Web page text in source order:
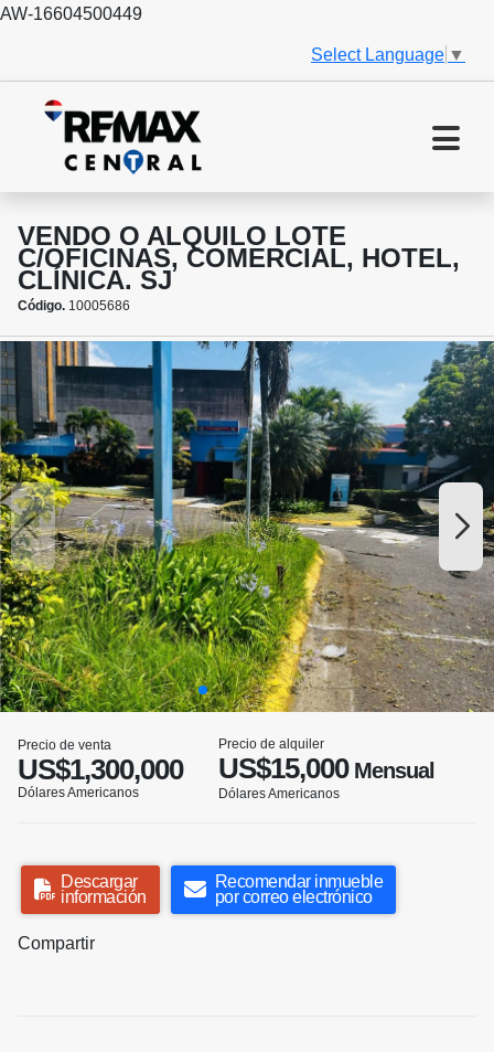
AW-16604500449
Select Language ▼
VENDO O ALQUILO LOTE
C/OFICINAS, COMERCIAL, HOTEL,
CLÍNICA. SJ
Código. 10005686
Precio de venta
US$1,300,000
Dólares Americanos
Precio de alquiler
US$15,000Mensual
Dólares Americanos
Descargar
información
Recomendar inmueble
por correo electrónico
Compartir